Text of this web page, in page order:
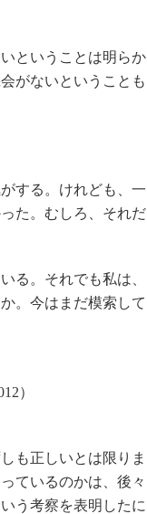
ということは明らか
がないということも
する。けれども、一
た。むしろ、それだ
る。それでも私は、
。今はまだ模索して
）
も正しいとは限りま
ているのかは、後々
う考察を表明したに